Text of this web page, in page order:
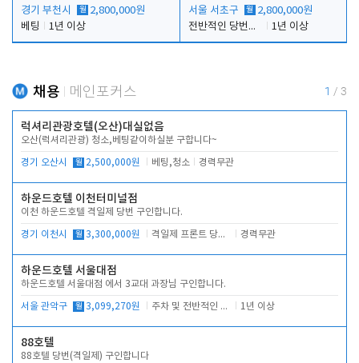
경기 부천시 월 2,800,000원
베팅
1년 이상
서울 서초구 월 2,800,000원
전반적인 당번업무
1년 이상
채용 메인포커스 1 / 3
럭셔리관광호텔(오산)대실없음
오산(럭셔리관광) 청소,베팅같이하실분 구합니다~
경기 오산시 월 2,500,000원 베팅,청소 경력무관
하운드호텔 이천터미널점
이천 하운드호텔 격일제 당번 구인합니다.
경기 이천시 월 3,300,000원 격일제 프론트 당번 업무로 주차 및 객실 점검 경력무관
하운드호텔 서울대점
하운드호텔 서울대점 에서 3교대 과장님 구인합니다.
서울 관악구 월 3,099,270원 주차 및 전반적인 당번업무 1년 이상
88호텔
88호텔 당번(격일제) 구인합니다